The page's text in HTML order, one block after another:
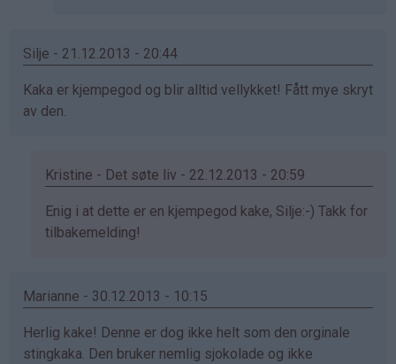
(ikke
Silje - 21.12.2013 - 20:44
Kaka er kjempegod og blir alltid vellykket! Fått mye skryt
av den.
Kristine - Det søte liv - 22.12.2013 - 20:59
Som
svar
Silje
bekreftet)
Enig i at dette er en kjempegod kake, Silje:-) Takk for
tilbakemelding!
Marianne - 30.12.2013 - 10:15
Herlig kake! Denne er dog ikke helt som den orginale
stingkaka. Den bruker nemlig sjokolade og ikke